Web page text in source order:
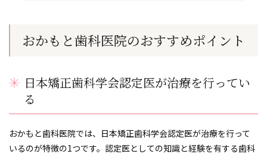
おかもと歯科医院のおすすめポイント
日本矯正歯科学会認定医が治療を行ってい
る
おかもと歯科医院では、日本矯正歯科学会認定医が治療を行って
いるのが特徴の1つです。認定医としての知識と経験を有する歯科